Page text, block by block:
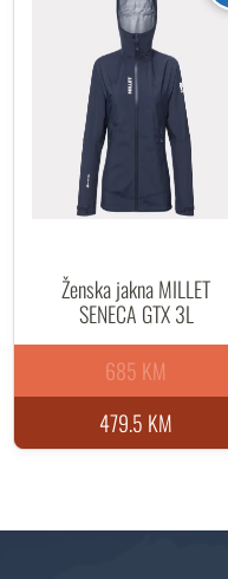
Ženska jakna MILLET
SENECA GTX 3L
479.5 KM
685 KM